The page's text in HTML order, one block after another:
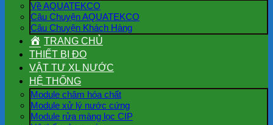
Về AQUATEKCO
Câu Chuyện AQUATEKCO
Câu Chuyện Khách Hàng
TRANG CHỦ
THIẾT BỊ ĐO
VẬT TƯ XL NƯỚC
HỆ THỐNG
Module châm hóa chất
Module xử lý nước cứng
Module rửa màng lọc CIP